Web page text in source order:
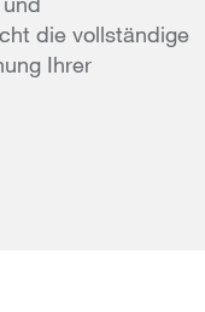
die vollständige
Ihrer